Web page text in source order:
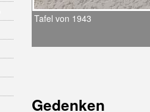
Tafel von 1943
Gedenken